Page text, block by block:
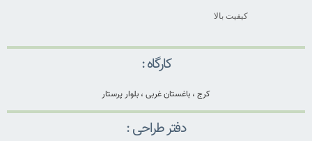
کیفیت بالا
کارگاه :
کرج ، باغستان غربی ، بلوار پرستار
دفتر طراحی :